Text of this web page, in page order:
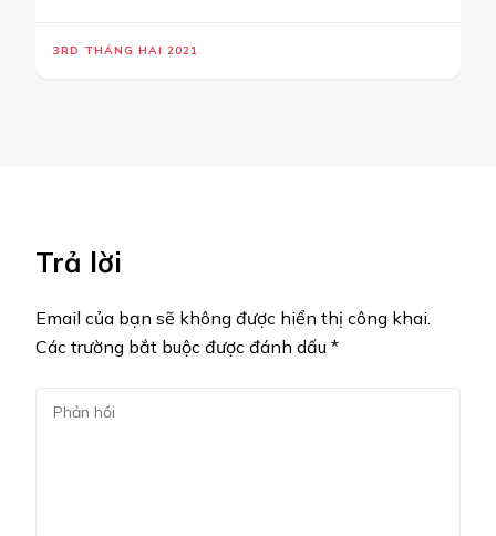
3RD THÁNG HAI 2021
Trả lời
Email của bạn sẽ không được hiển thị công khai.
Các trường bắt buộc được đánh dấu *